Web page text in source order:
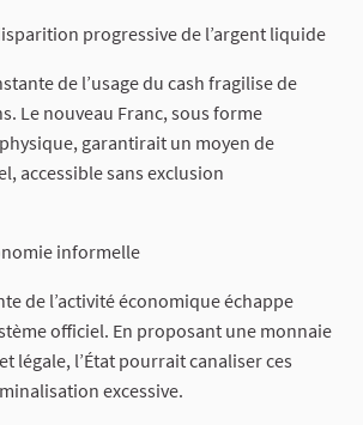
progressive de l’argent liquide
de l’usage du cash fragilise de
Le nouveau Franc, sous forme
garantirait un moyen de
accessible sans exclusion
informelle
de l’activité économique échappe
officiel. En proposant une monnaie
légale, l’État pourrait canaliser ces
excessive.